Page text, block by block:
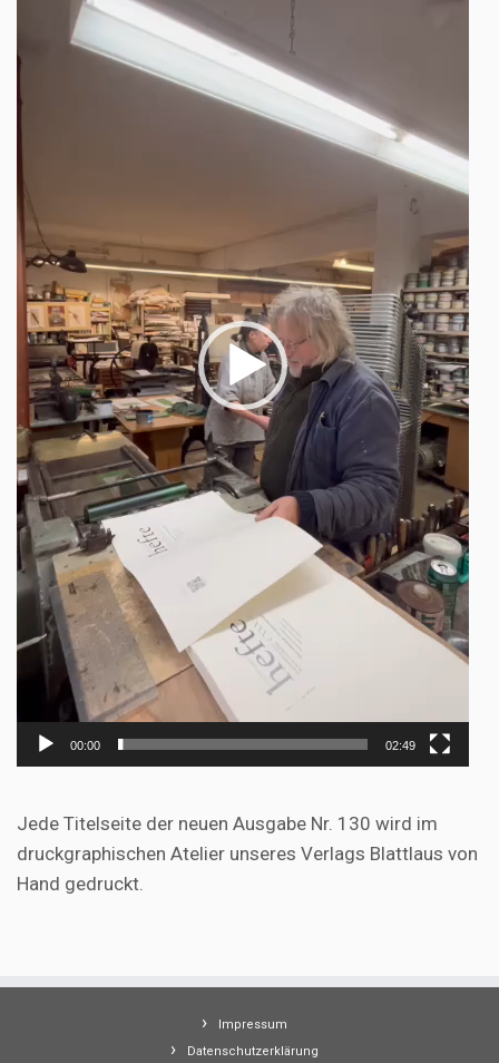
00:00 02:49
Jede Titelseite der neuen Ausgabe Nr. 130 wird im
druckgraphischen Atelier unseres Verlags Blattlaus von
Hand gedruckt.
Impressum
Datenschutzerklärung